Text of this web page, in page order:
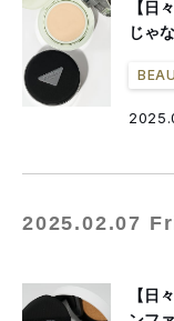
【日
じゃ
2025.02.07
【日